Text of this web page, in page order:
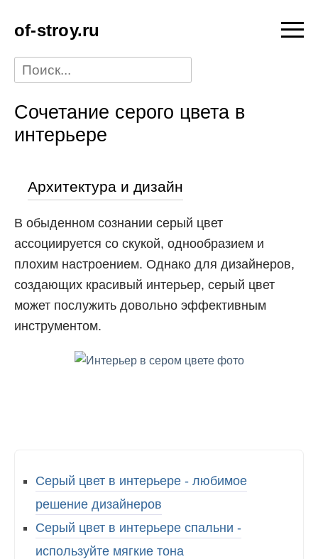
of-stroy.ru
Сочетание серого цвета в
интерьере
Архитектура и дизайн
В обыденном сознании серый цвет
ассоциируется со скукой, однообразием и
плохим настроением. Однако для дизайнеров,
создающих красивый интерьер, серый цвет
может послужить довольно эффективным
инструментом.
Серый цвет в интерьере - любимое
решение дизайнеров
Серый цвет в интерьере спальни -
используйте мягкие тона